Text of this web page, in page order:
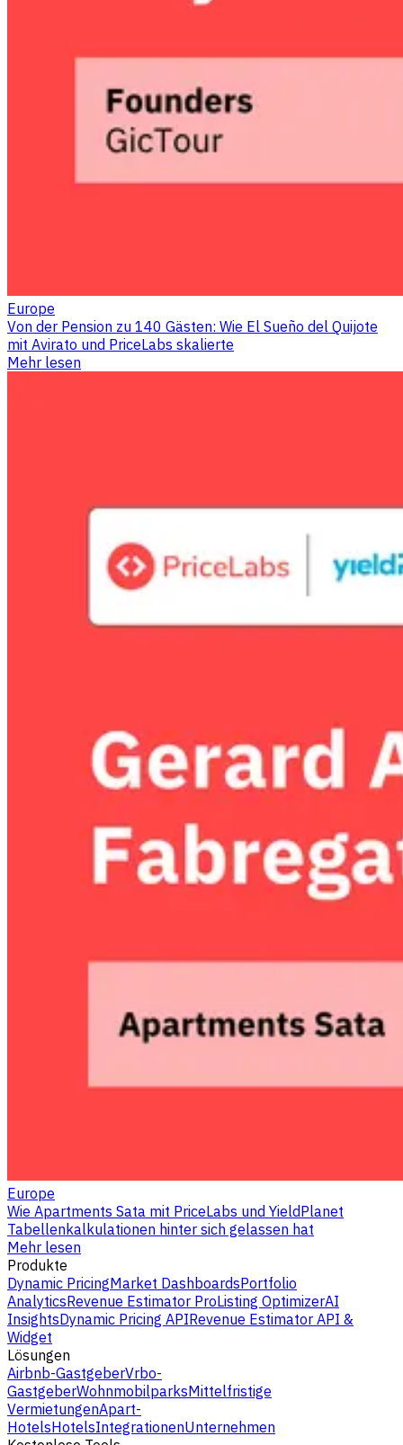
Europe
Von der Pension zu 140 Gästen: Wie El Sueño del Quijote
mit Avirato und PriceLabs skalierte
Mehr lesen
Europe
Wie Apartments Sata mit PriceLabs und YieldPlanet
Tabellenkalkulationen hinter sich gelassen hat
Mehr lesen
Produkte
Dynamic PricingMarket DashboardsPortfolio
AnalyticsRevenue Estimator ProListing OptimizerAI
InsightsDynamic Pricing APIRevenue Estimator API &
Widget
Lösungen
Airbnb-GastgeberVrbo-
GastgeberWohnmobilparksMittelfristige
VermietungenApart-
HotelsHotelsIntegrationenUnternehmen